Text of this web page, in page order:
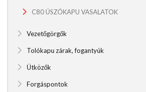
C80 ÚSZÓKAPU VASALATOK
Vezetőgörgők
Tolókapu zárak, fogantyúk
Ütközők
Forgáspontok